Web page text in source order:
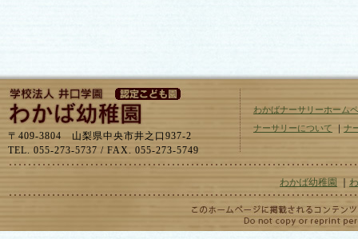
〒409-3804 山梨県中央市井之口937-2
TEL. 055-273-5737 / FAX. 055-273-5749
わかばナーサリーホーム
ナーサリーについて ｜ ナ
わかば幼稚園